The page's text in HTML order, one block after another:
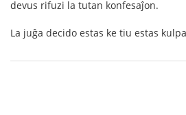
devus rifuzi la tutan konfesaĵon.
La juĝa decido estas ke tiu estas